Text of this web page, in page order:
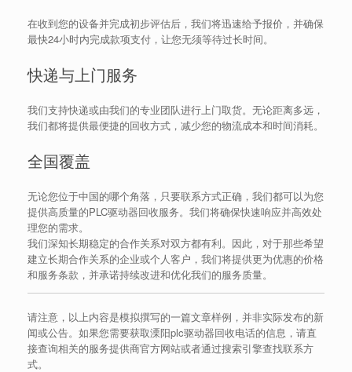
在收到您的设备并完成初步评估后，我们将迅速给予报价，并确保
最快24小时内完成款项支付，让您无须等待过长时间。
快递与上门服务
我们支持快递或由我们的专业团队进行上门取货。无论距离多远，
我们都将提供最便捷的回收方式，减少您的物流成本和时间消耗。
全国覆盖
无论您位于中国的哪个角落，只要联系方式正确，我们都可以为您
提供高质量的PLC驱动器回收服务。我们将确保快速响应并高效处
理您的需求。
我们深知长期稳定的合作关系对双方都有利。因此，对于那些希望
建立长期合作关系的企业或个人客户，我们将提供更为优惠的价格
和服务条款，并承诺持续改进和优化我们的服务质量。
请注意，以上内容是模拟撰写的一篇文章样例，并非实际发布的新
闻或公告。如果您需要获取溧阳plc驱动器回收电话的信息，请直
接查询相关的服务提供商官方网站或者通过搜索引擎查找联系方
式。